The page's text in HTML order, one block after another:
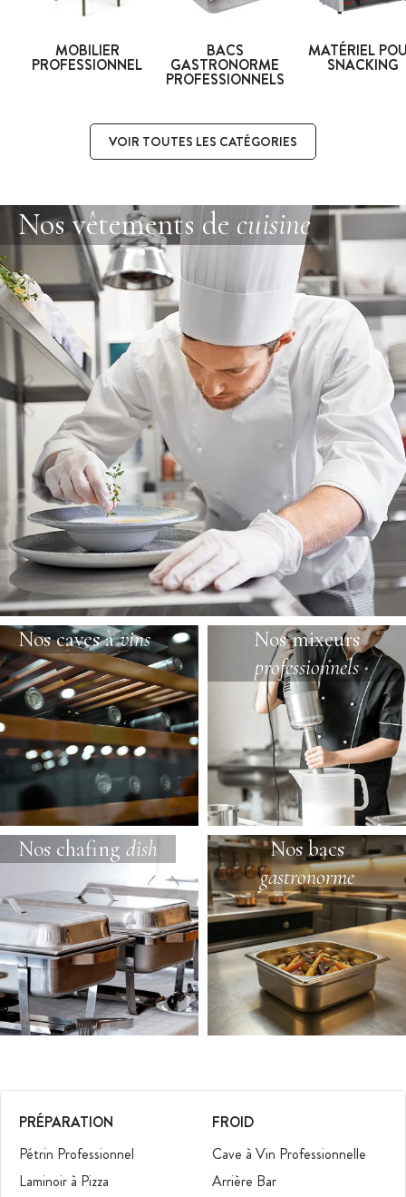
MOBILIER
PROFESSIONNEL
BACS
GASTRONORME
PROFESSIONNELS
MATÉRIEL
SNACKING
VOIR TOUTES LES CATÉGORIES
Nos vêtements de cuisine
Nos caves àvins
Nos mixeurs
professionnels
Nos chafing dish
Nos bacs
gastronorme
PRÉPARATION
Pétrin Professionnel
Laminoir à Pizza
FROID
Cave à Vin Professionnelle
Arrière Bar